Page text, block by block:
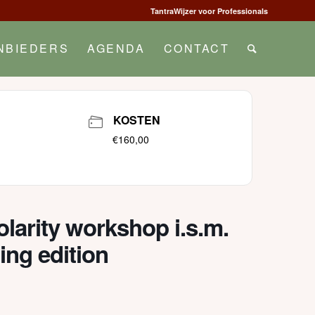
TantraWijzer voor Professionals
AGENDA CONTACT
KOSTEN
€160,00
workshop i.s.m.
edition